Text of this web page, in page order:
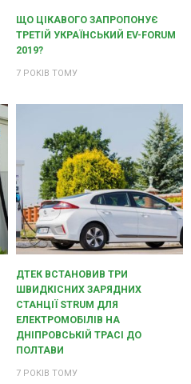
ЩО ЦІКАВОГО ЗАПРОПОНУЄ
ТРЕТІЙ УКРАЇНСЬКИЙ EV-FORUM
2019?
7 РОКІВ ТОМУ
ДТЕК ВСТАНОВИВ ТРИ
ШВИДКІСНИХ ЗАРЯДНИХ
СТАНЦІЇ STRUM ДЛЯ
ЕЛЕКТРОМОБІЛІВ НА
ДНІПРОВСЬКІЙ ТРАСІ ДО
ПОЛТАВИ
7 РОКІВ ТОМУ